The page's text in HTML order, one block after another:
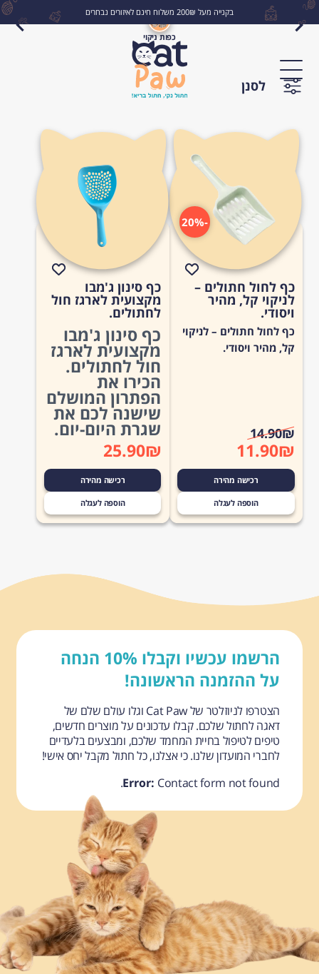
בקנייה מעל 200₪ משלוח חינם לאיזורים נבחרים
כפות ניקוי
לסנן
-20%
כף לחול חתולים –
לניקוי קל, מהיר
ויסודי.
כף לחול חתולים – לניקוי
קל, מהיר ויסודי.
₪
14.90 המחיר המקורי היה: ₪ 14.90.
₪
11.90
המחיר הנוכחי הוא: ₪ 11.90.
רכישה מהירה
הוספה לעגלה
כף סינון ג'מבו
מקצועית לארגז חול
לחתולים.
כף סינון ג'מבו
מקצועית לארגז
חול לחתולים.
הכירו את
הפתרון המושלם
שישנה לכם את
שגרת היום-יום.
₪
25.90
רכישה מהירה
הוספה לעגלה
הרשמו עכשיו וקבלו 10% הנחה
על ההזמנה הראשונה!
הצטרפו לניוזלטר של Cat Paw וגלו עולם שלם של
דאגה לחתול שלכם. קבלו עדכונים על מוצרים חדשים,
טיפים לטיפול בחיית המחמד שלכם, ומבצעים בלעדיים
לחברי המועדון שלנו. כי אצלנו, כל חתול מקבל יחס אישי!
Error: Contact form not found.